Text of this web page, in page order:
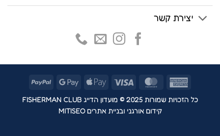
יצירת קשר
American
MasterCard
Visa
Apple
Google
PayPal
כל הזכויות שמורות 2025 © מועדון הדייג FISHERMAN CLUB
קידום אורגני ובניית אתרים MITISEO